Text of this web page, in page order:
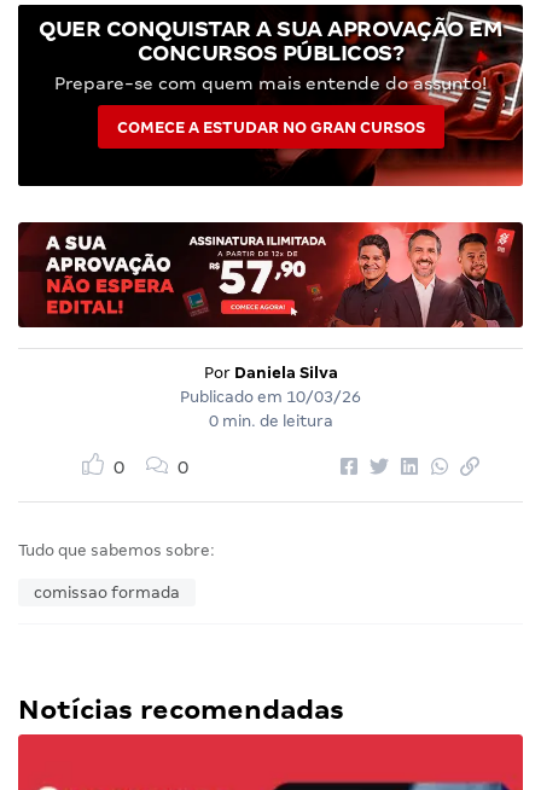
QUER CONQUISTAR A SUA APROVAÇÃO EM
CONCURSOS PÚBLICOS?
Prepare-se com quem mais entende do assunto!
COMECE A ESTUDAR NO GRAN CURSOS
Por Daniela Silva
Publicado em 10/03/26
0 min. de leitura
0 0
Tudo que sabemos sobre:
comissao formada
Notícias recomendadas